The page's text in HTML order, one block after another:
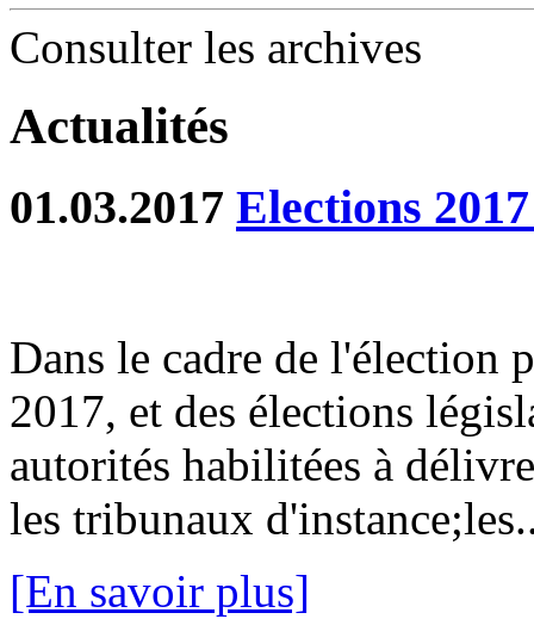
Consulter les archives
Actualités
01.03.2017 Elections
Dans le cadre de l'élection
2017, et des élections
autorités habilitées à
les tribunaux
[En savoir plus]